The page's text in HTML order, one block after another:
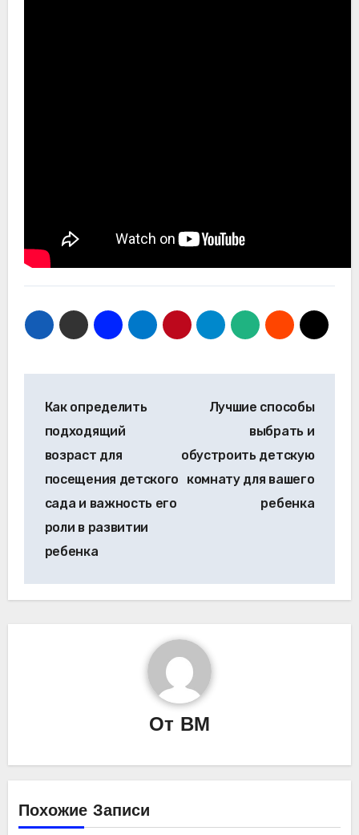
по
записям
Как определить
подходящий
возраст для
посещения детского
сада и важность его
роли в развитии
ребенка
Лучшие способы
выбрать и
обустроить детскую
комнату для вашего
ребенка
От ВМ
Похожие Записи